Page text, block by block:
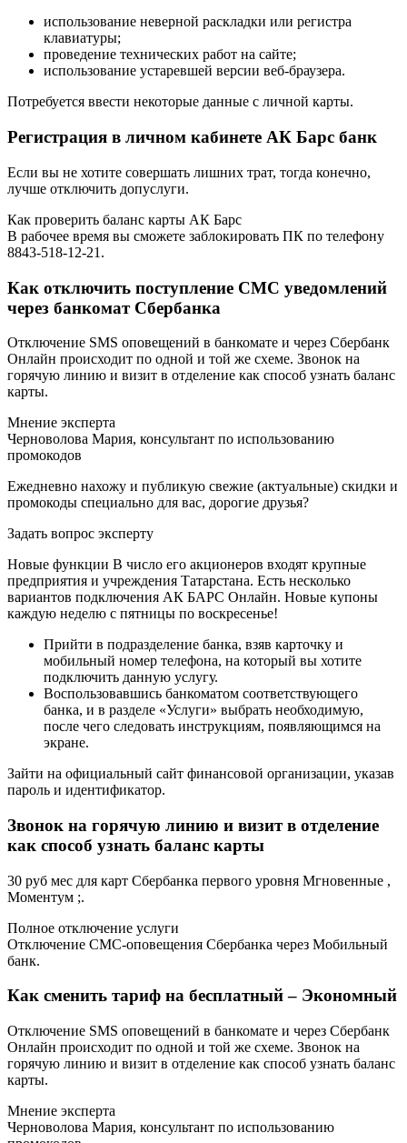
использование неверной раскладки или регистра
клавиатуры;
проведение технических работ на сайте;
использование устаревшей версии веб-браузера.
Потребуется ввести некоторые данные с личной карты.
Регистрация в личном кабинете АК Барс банк
Если вы не хотите совершать лишних трат, тогда конечно,
лучше отключить допуслуги.
Как проверить баланс карты АК Барс
В рабочее время вы сможете заблокировать ПК по телефону
8843-518-12-21.
Как отключить поступление СМС уведомлений
через банкомат Сбербанка
Отключение SMS оповещений в банкомате и через Сбербанк
Онлайн происходит по одной и той же схеме. Звонок на
горячую линию и визит в отделение как способ узнать баланс
карты.
Мнение эксперта
Черноволова Мария, консультант по использованию
промокодов
Ежедневно нахожу и публикую свежие (актуальные) скидки и
промокоды специально для вас, дорогие друзья?
Задать вопрос эксперту
Новые функции В число его акционеров входят крупные
предприятия и учреждения Татарстана. Есть несколько
вариантов подключения АК БАРС Онлайн. Новые купоны
каждую неделю с пятницы по воскресенье!
Прийти в подразделение банка, взяв карточку и
мобильный номер телефона, на который вы хотите
подключить данную услугу.
Воспользовавшись банкоматом соответствующего
банка, и в разделе «Услуги» выбрать необходимую,
после чего следовать инструкциям, появляющимся на
экране.
Зайти на официальный сайт финансовой организации, указав
пароль и идентификатор.
Звонок на горячую линию и визит в отделение
как способ узнать баланс карты
30 руб мес для карт Сбербанка первого уровня Мгновенные ,
Моментум ;.
Полное отключение услуги
Отключение СМС-оповещения Сбербанка через Мобильный
банк.
Как сменить тариф на бесплатный – Экономный
Отключение SMS оповещений в банкомате и через Сбербанк
Онлайн происходит по одной и той же схеме. Звонок на
горячую линию и визит в отделение как способ узнать баланс
карты.
Мнение эксперта
Черноволова Мария, консультант по использованию